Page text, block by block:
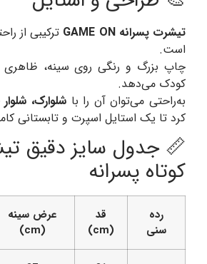
تیشرت پسرانه GAME ON
ترکیبی از
است.
چاپ بزرگ و رنگی روی سینه، ظاهری
کودک می‌دهد.
به‌راحتی می‌توان آن را با شلوارک،
کرد تا یک استایل اسپرت و تابستانی
📏 جدول سایز دقیق
کوتاه پسرانه
رده
سنی
قد
(cm)
عرض سینه
(cm)